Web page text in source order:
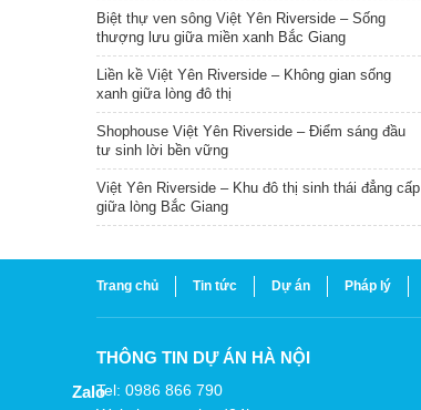
Biệt thự ven sông Việt Yên Riverside – Sống
thượng lưu giữa miền xanh Bắc Giang
Liền kề Việt Yên Riverside – Không gian sống
xanh giữa lòng đô thị
Shophouse Việt Yên Riverside – Điểm sáng đầu
tư sinh lời bền vững
Việt Yên Riverside – Khu đô thị sinh thái đẳng cấp
giữa lòng Bắc Giang
Trang chủ Tin tức Dự án Pháp lý
THÔNG TIN DỰ ÁN HÀ NỘI
Tel: 0986 866 790
Zalo